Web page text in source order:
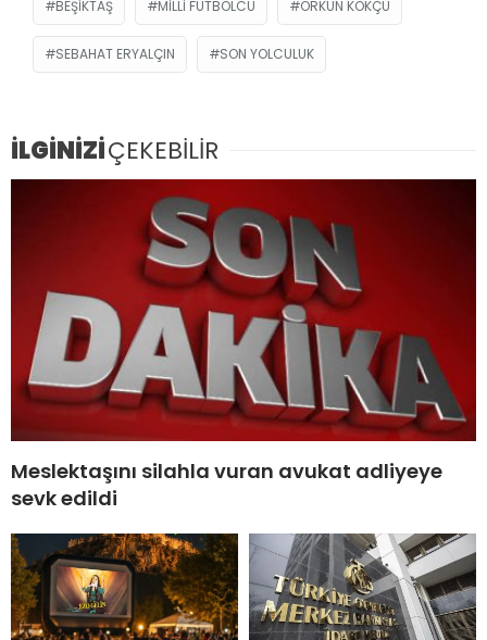
BEŞIKTAŞ MILLI FUTBOLCU ORKUN KÖKÇÜ
SEBAHAT ERYALÇIN SON YOLCULUK
İLGİNİZİÇEKEBİLİR
Meslektaşını silahla vuran avukat adliyeye
sevk edildi